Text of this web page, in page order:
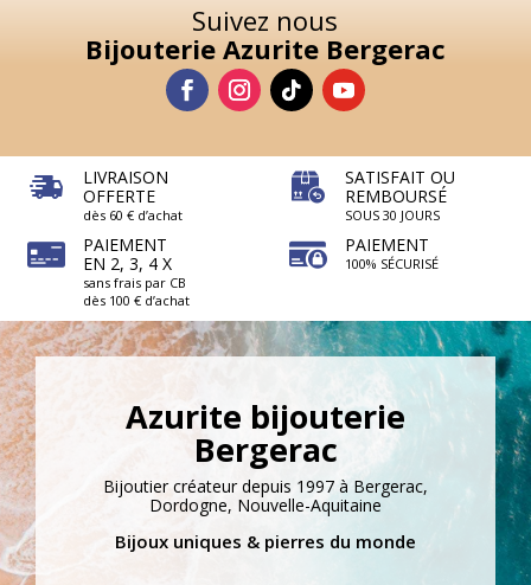
Suivez nous
Bijouterie Azurite Bergerac
LIVRAISON
OFFERTE
dès 60 € d’achat
PAIEMENT
EN 2, 3, 4 X
sans frais par CB
dès 100 € d’achat
SATISFAIT OU
REMBOURSÉ
SOUS 30 JOURS
PAIEMENT
100% SÉCURISÉ
Azurite bijouterie
Bergerac
Bijoutier créateur depuis 1997 à Bergerac,
Dordogne, Nouvelle-Aquitaine
Bijoux uniques & pierres du monde